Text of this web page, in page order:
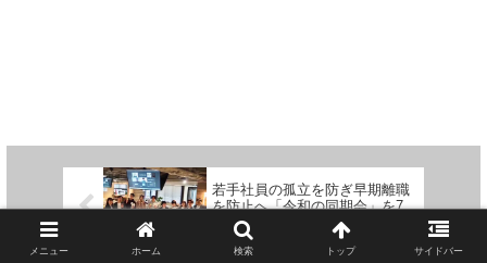
若手社員の孤立を防ぎ早期離職
を防止へ「令和の同期会」を7
月17日に開催
メニュー ホーム 検索 トップ サイドバー